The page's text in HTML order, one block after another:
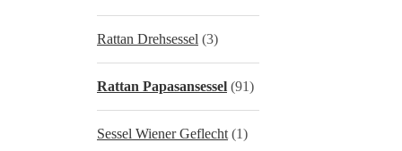
Rattan Drehsessel (3)
Rattan Papasansessel (91)
Sessel Wiener Geflecht (1)